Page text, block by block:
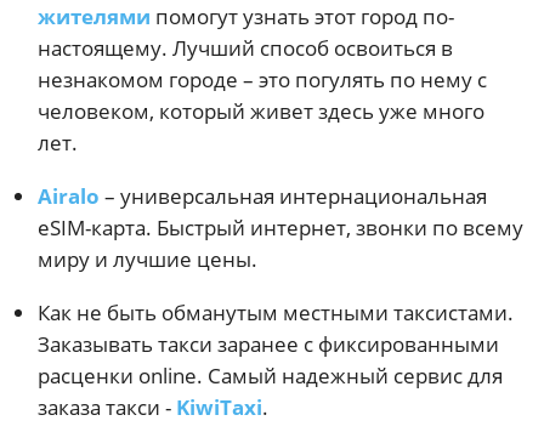
жителями помогут узнать этот город по-
настоящему. Лучший способ освоиться в
незнакомом городе – это погулять по нему с
человеком, который живет здесь уже много
лет.
Airalo – универсальная интернациональная
eSIM-карта. Быстрый интернет, звонки по всему
миру и лучшие цены.
Как не быть обманутым местными таксистами.
Заказывать такси заранее с фиксированными
расценки online. Самый надежный сервис для
заказа такси - KiwiTaxi.